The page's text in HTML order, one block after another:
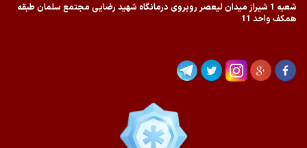
شعبه 1 شیراز میدان لیعصر روبروی درمانگاه شهید رضایی مجتمع سلمان طبقه
همکف واحد 11